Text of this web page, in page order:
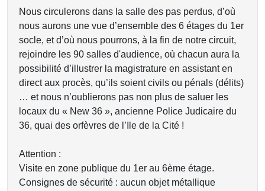
Nous circulerons dans la salle des pas perdus, d’où
nous aurons une vue d’ensemble des 6 étages du 1er
socle, et d’où nous pourrons, à la fin de notre circuit,
rejoindre les 90 salles d'audience, où chacun aura la
possibilité d’illustrer la magistrature en assistant en
direct aux procès, qu’ils soient civils ou pénals (délits)
… et nous n’oublierons pas non plus de saluer les
locaux du « New 36 », ancienne Police Judicaire du
36, quai des orfèvres de l’Ile de la Cité !
Attention :
Visite en zone publique du 1er au 6ème étage.
Consignes de sécurité : aucun objet métallique